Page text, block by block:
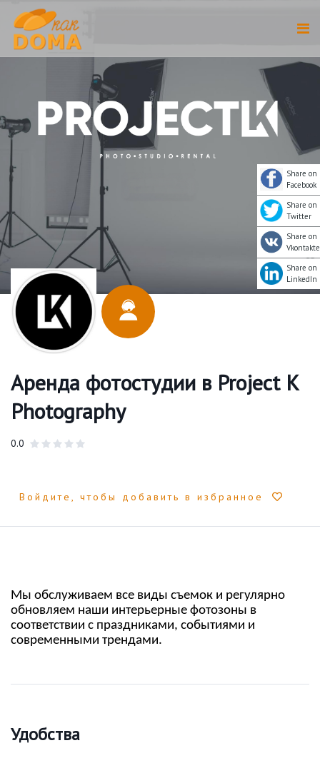
Аренда фотостудии в Project K
Photography
0.0
Войдите, чтобы добавить в избранное
Мы обслуживаем все виды съемок и регулярно
обновляем наши интерьерные фотозоны в
соответствии с праздниками, событиями и
современными трендами.
Удобства
Share on
Facebook
Share on
Twitter
Share on
Vkontakte
Share on
LinkedIn